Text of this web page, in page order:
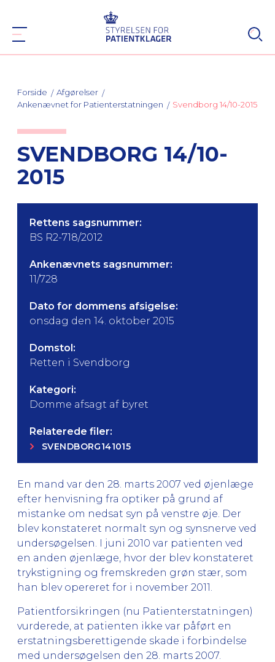
Forside
Afgørelser
Ankenævnet for Patienterstatningen
Svendborg 14/10-2015
SVENDBORG 14/10-
2015
Rettens sagsnummer:
BS R2-718/2012
Ankenævnets sagsnummer:
11/728
Dato for dommens afsigelse:
onsdag den 14. oktober 2015
Domstol:
Retten i Svendborg
Kategori:
Domme afsagt af byret
Relaterede filer:
SVENDBORG141015
En mand var den 28. marts 2007 ved øjenlæge
efter henvisning fra optiker på grund af
mistanke om nedsat syn på venstre øje. Der
blev konstateret normalt syn og synsnerve ved
undersøgelsen. I juni 2010 var patienten ved
en anden øjenlæge, hvor der blev konstateret
trykstigning og fremskreden grøn stær, som
han blev opereret for i november 2011.
Patientforsikringen (nu Patienterstatningen)
vurderede, at patienten ikke var påført en
erstatningsberettigende skade i forbindelse
med undersøgelsen den 28. marts 2007.